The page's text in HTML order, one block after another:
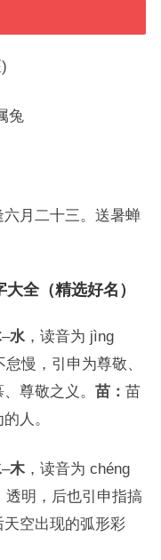
兔
月二十三。送暑蝉
全（精选好名）
–水，读音为 jìng
慢，引申为尊敬、
尊敬之义。 苗： 苗
人。
–木，读音为 chéng
透明，后也引申指搞
空出现的弧形彩